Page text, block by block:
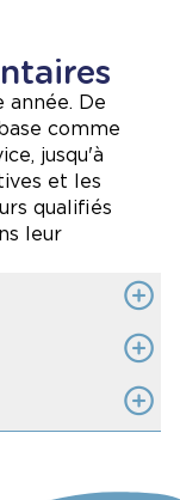
année. De
comme
jusqu'à
et les
qualifiés
leur
l'année
motrices